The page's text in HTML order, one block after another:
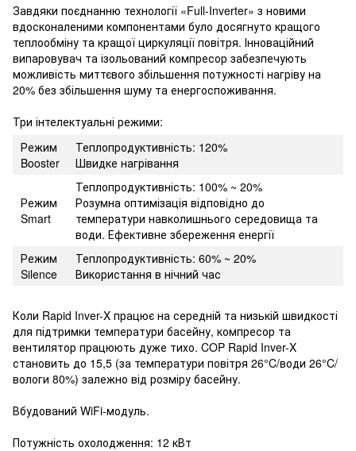
Завдяки поєднанню технології «Full-Inverter» з новими
вдосконаленими компонентами було досягнуто кращого
теплообміну та кращої циркуляції повітря. Інноваційний
випаровувач та ізольований компресор забезпечують
можливість миттєвого збільшення потужності нагріву на
20% без збільшення шуму та енергоспоживання.
Три інтелектуальні режими:
Режим
Booster
Теплопродуктивність: 120%
Швидке нагрівання
Режим
Smart
Теплопродуктивність: 100% ~ 20%
Розумна оптимізація відповідно до
температури навколишнього середовища та
води. Ефективне збереження енергії
Режим
Silence
Теплопродуктивність: 60% ~ 20%
Використання в нічний час
Коли Rapid Inver-X працює на середній та низькій швидкості
для підтримки температури басейну, компресор та
вентилятор працюють дуже тихо. COP Rapid Inver-X
становить до 15,5 (за температури повітря 26°C/води 26°C/
вологи 80%) залежно від розміру басейну.
Вбудований WiFi-модуль.
Потужність охолодження: 12 кВт